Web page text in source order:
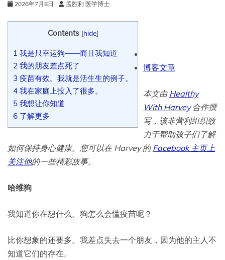
2026年7月8日 孟胜利 医学博士
Contents [hide]
1 我是只幸运狗——而且我知道
2 我的朋友差点死了
3 疫苗有效。我就是活生生的例子。
4 我在家庭上投入了很多。
5 我想让你知道
6 了解更多
博客文章
本文由 Healthy
With Harvey合作撰
写，该非营利组织致
力于帮助孩子们了解
如何保持身心健康。您可以在 Harvey 的 Facebook 主页上
关注他的一些精彩故事。
哈维狗
我知道你在想什么。狗怎么会懂疫苗呢？
比你想象的还要多。我差点失去一个朋友，因为他的主人不
知道它们的存在。